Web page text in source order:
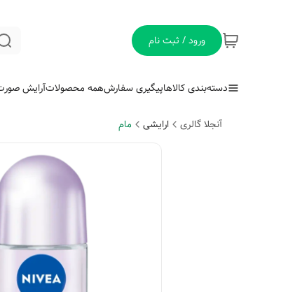
ورود / ثبت نام
دسته‌بندی کالاهاپیگیری سفارشهمه محصولاتآرایش
آنجلا گالری ارایشی مام